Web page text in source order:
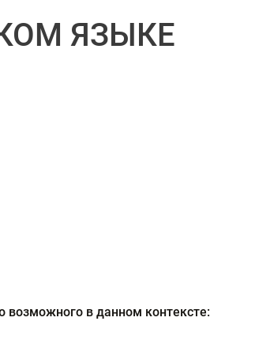
ЯЗЫКЕ
возможного в данном контексте: